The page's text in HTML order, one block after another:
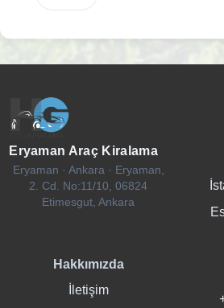
Eryaman Araç Kiralama
Eryaman · Ankara · Eryaman,
2. Cd. No:11/10, 06824
Etimesgut, Ankara
Hakkımızda
İletişim